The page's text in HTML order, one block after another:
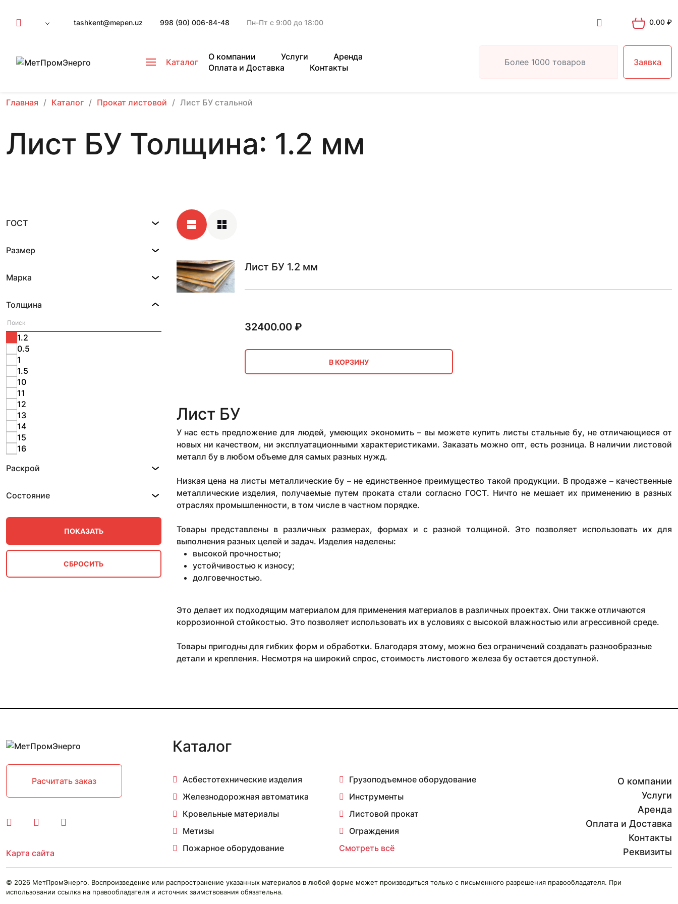
tashkent@mepen.uz 998 (90) 006-84-48 Пн-Пт с 9:00 до 18:00 0.00 ₽
Каталог
О компании Услуги
Аренда
Оплата и Доставка
Контакты
Заявка
Главная Каталог Прокат листовой Лист БУ стальной
Лист БУ Толщина: 1.2 мм
ГОСТ
Размер
Марка
Толщина
0.5
1
1.2
1.5
10
11
12
13
14
15
16
18
2
20
25
Раскрой
Состояние
Лист БУ 1.2 мм
32400.00₽
В КОРЗИНУ
Лист БУ
У нас есть предложение для людей, умеющих экономить – вы можете купить листы стальные бу, не отличающиеся от
новых ни качеством, ни эксплуатационными характеристиками. Заказать можно опт, есть розница. В наличии листовой
металл бу в любом объеме для самых разных нужд.
Низкая цена на листы металлические бу – не единственное преимущество такой продукции. В продаже – качественные
металлические изделия, получаемые путем проката стали согласно ГОСТ. Ничто не мешает их применению в разных
отраслях промышленности, в том числе в частном порядке.
Товары представлены в различных размерах, формах и с разной толщиной. Это позволяет использовать их для
выполнения разных целей и задач. Изделия наделены:
высокой прочностью;
устойчивостью к износу;
долговечностью.
Это делает их подходящим материалом для применения материалов в различных проектах. Они также отличаются
коррозионной стойкостью. Это позволяет использовать их в условиях с высокой влажностью или агрессивной среде.
Товары пригодны для гибких форм и обработки. Благодаря этому, можно без ограничений создавать разнообразные
детали и крепления. Несмотря на широкий спрос, стоимость листового железа бу остается доступной.
Расчитать заказ
Карта сайта
Каталог
Асбестотехнические изделия
Грузоподъемное оборудование
Железнодорожная автоматика
Инструменты
Кровельные материалы
Листовой прокат
Метизы
Ограждения
Пожарное оборудование
Смотреть всё
О компании
Услуги
Аренда
Оплата и Доставка
Контакты
Реквизиты
© 2026 МетПромЭнерго. Воспроизведение или распространение указанных материалов в любой форме может производиться только с письменного разрешения правообладателя. При
использовании ссылка на правообладателя и источник заимствования обязательна.